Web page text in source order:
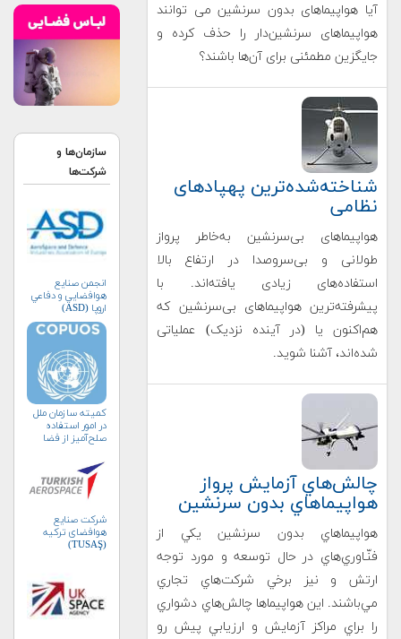
آیا هواپیماهای بدون سرنشین می توانند
هواپیماهای سرنشین‌دار را حذف کرده و
جایگزین مطمئنی برای آن‌ها باشند؟
شناخته‌شده‌ترین پهپادهای
نظامی
هواپیماهای بی‌سرنشین به‌خاطر پرواز
طولانی و بی‌سروصدا در ارتفاع بالا
استفاده‌های زیادی یافته‌اند. با
پیشرفته‌ترین هواپیماهای بی‌سرنشین که
هم‌اکنون یا (در آینده نزدیک) عملیاتی
شده‌اند، آشنا شوید.
چالش‌هاي آزمايش پرواز
هواپيماهاي بدون سرنشين
هواپيماهاي بدون سرنشين يكي از
فنّـاوري‌هاي در حال توسعه و مورد توجه
ارتش و نيز برخي شركت‌هاي تجاري
مي‌باشند. اين هواپيماها چالش‌هاي دشواري
را براي مراكز آزمايش و ارزيابي پيش رو
سازمان‌ها و
شرکت‌ها
انجمن صنايع
هوافضايي و دفاعي
اروپا (ASD)
کمیته سازمان ملل
در امور استفاده
صلح‌آمیز از فضا
شرکت صنایع
هوافضای ترکیه
(TUSAŞ)